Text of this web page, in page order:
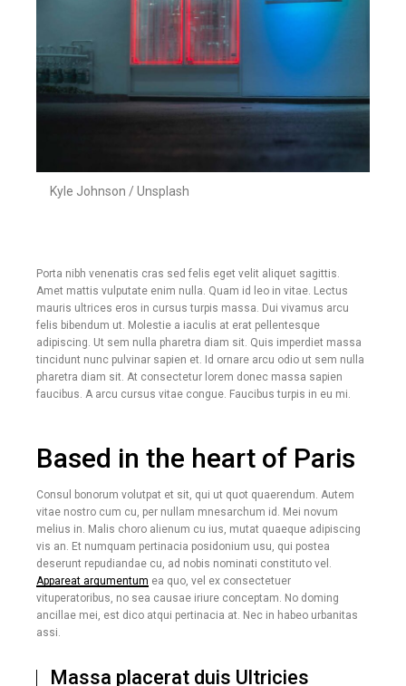
Kyle Johnson / Unsplash
Porta nibh venenatis cras sed felis eget velit aliquet sagittis.
Amet mattis vulputate enim nulla. Quam id leo in vitae. Lectus
mauris ultrices eros in cursus turpis massa. Dui vivamus arcu
felis bibendum ut. Molestie a iaculis at erat pellentesque
adipiscing. Ut sem nulla pharetra diam sit. Quis imperdiet massa
tincidunt nunc pulvinar sapien et. Id ornare arcu odio ut sem nulla
pharetra diam sit. At consectetur lorem donec massa sapien
faucibus. A arcu cursus vitae congue. Faucibus turpis in eu mi.
Based in the heart of Paris
Consul bonorum volutpat et sit, qui ut quot quaerendum. Autem
vitae nostro cum cu, per nullam mnesarchum id. Mei novum
melius in. Malis choro alienum cu ius, mutat quaeque adipiscing
vis an. Et numquam pertinacia posidonium usu, qui postea
deserunt repudiandae cu, ad nobis nominati constituto vel.
Appareat argumentum ea quo, vel ex consectetuer
vituperatoribus, no sea causae iriure conceptam. No doming
ancillae mei, est dico atqui pertinacia at. Nec in habeo urbanitas
assi.
Massa placerat duis Ultricies